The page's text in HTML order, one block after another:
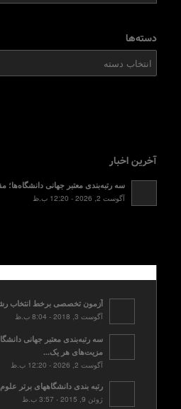
دسته‌ها
آخرین اخبار
سه رتبه‌بندی معتبر جهانی
آگوست 2, 2026 - 12:20 ب.ظ
آزمون تخصصی برخط انتخاب
آگوست 3, 2018 - 8:04 ب.ظ
سه رتبه‌بندی معتبر جهانی
مزیت‌های هر یک...
آگوست 2, 2026 - 12:20 ب.ظ
رتبه بندی دانشگاههای برتر
ژوئن 9, 2015 - 3:57 ب.ظ